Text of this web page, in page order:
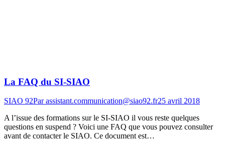
La FAQ du SI-SIAO
SIAO 92Parassistant.communication@siao92.fr25 avril 2018
A l’issue des formations sur le SI-SIAO il vous reste quelques
questions en suspend ? Voici une FAQ que vous pouvez consulter
avant de contacter le SIAO. Ce document est…